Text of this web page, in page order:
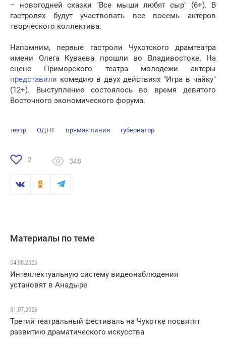
– новогодней сказки "Все мыши любят сыр" (6+). В
гастролях будут участвовать все восемь актеров
творческого коллектива.
Напомним, первые гастроли Чукотского драмтеатра
имени Олега Куваева прошли во Владивостоке. На
сцене Приморского театра молодежи актеры
представили комедию в двух действиях "Игра в чайку"
(12+). Выступление состоялось во время девятого
Восточного экономического форума.
театр ОДНТ прямая линия губернатор
2 348
Материалы по теме
04.08.2026
Интеллектуальную систему видеонаблюдения
установят в Анадыре
31.07.2026
Третий театральный фестиваль на Чукотке посвятят
развитию драматического искусства